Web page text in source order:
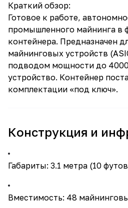
Краткий обзор:
Готовое к работе,
промышленного майнинга в
контейнера. Предназначен
майнинговых устройств
подводом мощности до
устройство. Контейнер
комплектации «под ключ».
Конструкция и
Габариты: 3.1 метра (10
Вместимость: 48